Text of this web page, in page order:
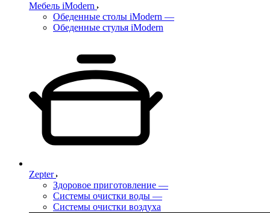
Мебель iModern
Обеденные столы iModern —
Обеденные стулья iModern
Zepter
Здоровое приготовление —
Системы очистки воды —
Системы очистки воздуха